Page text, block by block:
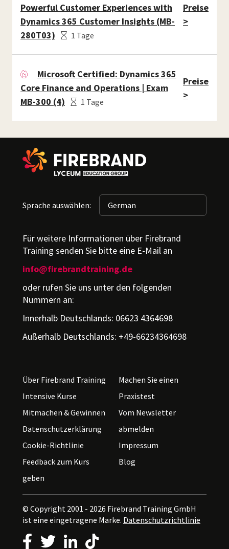
Powerful Customer Experiences with
Dynamics 365 Customer Insights (MB-
280T03)
1 Tage
Preise
>
Microsoft Certified: Dynamics 365
Core Finance and Operations | Exam
MB-300 (4)
1 Tage
Preise
>
Sprache auswählen:
Für weitere Informationen über Firebrand
Training senden Sie bitte eine E-Mail an
info@firebrandtraining.de
oder rufen Sie uns unter den folgenden
Nummern an:
Innerhalb Deutschlands: 06623 4364698
Außerhalb Deutschlands: +49-66234364698
Über Firebrand Training
Intensive Kurse
Mitmachen & Gewinnen
Datenschutzerklärung
Cookie-Richtlinie
Feedback zum Kurs
geben
Machen Sie einen
Praxistest
Vom Newsletter
abmelden
Impressum
Blog
© Copyright 2001 - 2026 Firebrand Training GmbH
ist eine eingetragene Marke. Datenschutzrichtlinie